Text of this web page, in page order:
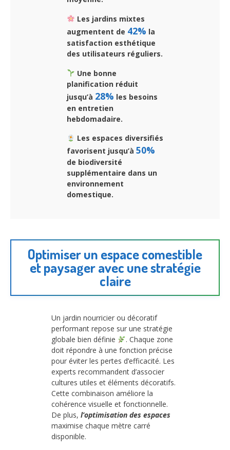
Les jardins mixtes
augmentent de 42% la
satisfaction esthétique
des utilisateurs réguliers.
Une bonne
planification réduit
jusqu’à 28% les besoins
en entretien
hebdomadaire.
Les espaces diversifiés
favorisent jusqu’à 50%
de biodiversité
supplémentaire dans un
environnement
domestique.
Optimiser un espace comestible
et paysager avec une stratégie
claire
Un jardin nourricier ou décoratif
performant repose sur une stratégie
globale bien définie
. Chaque zone
doit répondre à une fonction précise
pour éviter les pertes d’efficacité. Les
experts recommandent d’associer
cultures utiles et éléments décoratifs.
Cette combinaison améliore la
cohérence visuelle et fonctionnelle.
De plus, l’optimisation des espaces
maximise chaque mètre carré
disponible.